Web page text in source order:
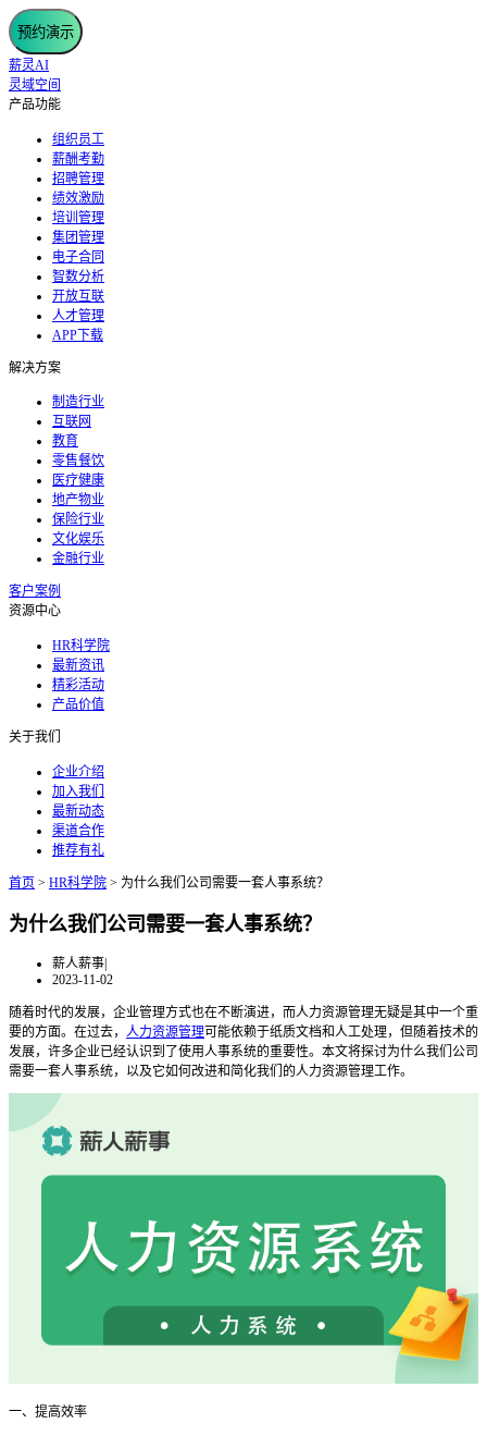
预约演示
薪灵AI
灵域空间
产品功能
组织员工
薪酬考勤
招聘管理
绩效激励
培训管理
集团管理
电子合同
智数分析
开放互联
人才管理
APP下载
解决方案
制造行业
互联网
教育
零售餐饮
医疗健康
地产物业
保险行业
文化娱乐
金融行业
客户案例
资源中心
HR科学院
最新资讯
精彩活动
产品价值
关于我们
企业介绍
加入我们
最新动态
渠道合作
推荐有礼
首页 > HR科学院 > 为什么我们公司需要一套人事系统？
为什么我们公司需要一套人事系统？
薪人薪事|
2023-11-02
随着时代的发展，企业管理方式也在不断演进，而人力资源管理无疑是其中一个重
要的方面。在过去， 人力资源管理可能依赖于纸质文档和人工处理，但随着技术的
发展，许多企业已经认识到了使用人事系统的重要性。本文将探讨为什么我们公司
需要一套人事系统，以及它如何改进和简化我们的人力资源管理工作。
一、提高效率